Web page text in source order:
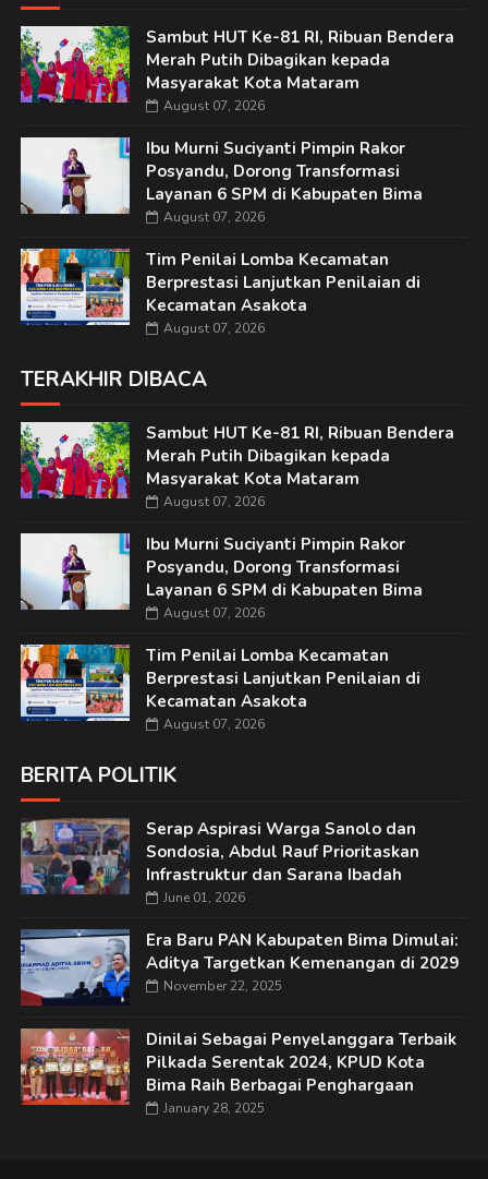
Sambut HUT Ke-81 RI, Ribuan Bendera
Merah Putih Dibagikan kepada
Masyarakat Kota Mataram
August 07, 2026
Ibu Murni Suciyanti Pimpin Rakor
Posyandu, Dorong Transformasi
Layanan 6 SPM di Kabupaten Bima
August 07, 2026
Tim Penilai Lomba Kecamatan
Berprestasi Lanjutkan Penilaian di
Kecamatan Asakota
August 07, 2026
TERAKHIR DIBACA
Sambut HUT Ke-81 RI, Ribuan Bendera
Merah Putih Dibagikan kepada
Masyarakat Kota Mataram
August 07, 2026
Ibu Murni Suciyanti Pimpin Rakor
Posyandu, Dorong Transformasi
Layanan 6 SPM di Kabupaten Bima
August 07, 2026
Tim Penilai Lomba Kecamatan
Berprestasi Lanjutkan Penilaian di
Kecamatan Asakota
August 07, 2026
BERITA POLITIK
Serap Aspirasi Warga Sanolo dan
Sondosia, Abdul Rauf Prioritaskan
Infrastruktur dan Sarana Ibadah
June 01, 2026
Era Baru PAN Kabupaten Bima Dimulai:
Aditya Targetkan Kemenangan di 2029
November 22, 2025
Dinilai Sebagai Penyelanggara Terbaik
Pilkada Serentak 2024, KPUD Kota
Bima Raih Berbagai Penghargaan
January 28, 2025